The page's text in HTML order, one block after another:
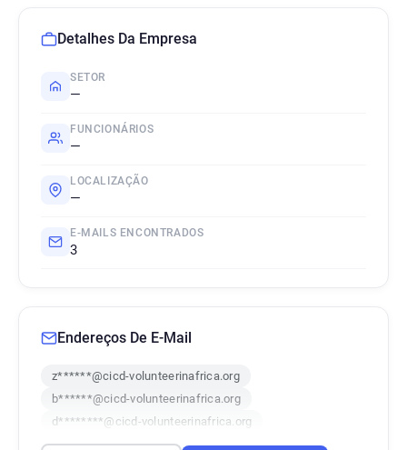
Detalhes Da Empresa
SETOR
—
FUNCIONÁRIOS
—
LOCALIZAÇÃO
—
E-MAILS ENCONTRADOS
3
Endereços De E-Mail
z******@cicd-volunteerinafrica.org
b******@cicd-volunteerinafrica.org
d********@cicd-volunteerinafrica.org